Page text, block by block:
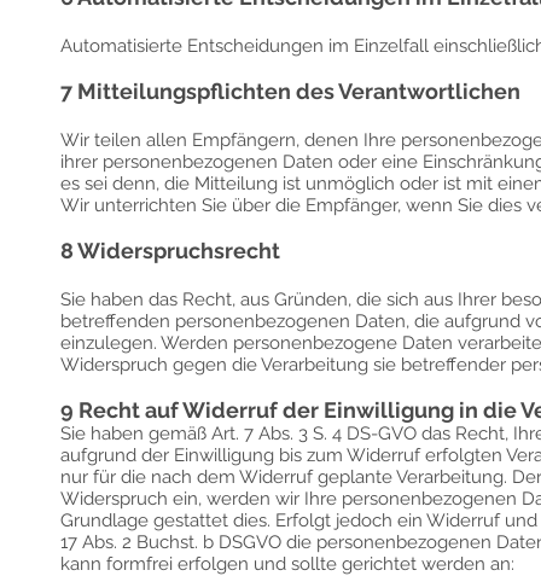
Automatisierte Entscheidungen im Einzelfall
7 Mitteilungspflichten des Verantwortlichen
Wir teilen allen Empfängern, denen Ihre
ihrer personenbezogenen Daten oder eine
es sei denn, die Mitteilung ist unmöglich oder ist mit
Wir unterrichten Sie über die Empfänger, wenn Sie dies
8 Widerspruchsrecht
Sie haben das Recht, aus Gründen, die sich aus Ihrer
betreffenden personenbezogenen Daten, die aufgrund
einzulegen. Werden personenbezogene Daten
Widerspruch gegen die Verarbeitung sie betreffender
9 Recht auf Widerruf der Einwilligung in die
Sie haben gemäß Art. 7 Abs. 3 S. 4 DS-GVO das Recht,
aufgrund der Einwilligung bis zum Widerruf erfolgten
nur für die nach dem Widerruf geplante Verarbeitung.
Widerspruch ein, werden wir Ihre personenbezogenen
Grundlage gestattet dies. Erfolgt jedoch ein Widerruf
17 Abs. 2 Buchst. b DSGVO die personenbezogenen
kann formfrei erfolgen und sollte gerichtet werden an: